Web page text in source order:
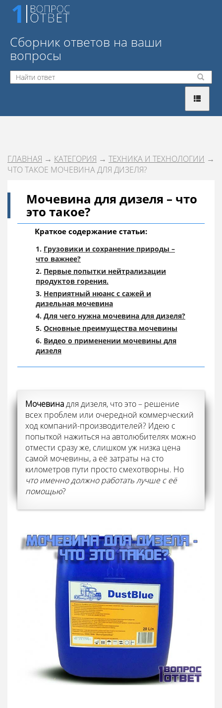
Сборник ответов на ваши
вопросы
ГЛАВНАЯ → КАТЕГОРИЯ → ТЕХНИКА И ТЕХНОЛОГИИ →
ЧТО ТАКОЕ МОЧЕВИНА ДЛЯ ДИЗЕЛЯ?
Мочевина для дизеля – что
это такое?
Краткое содержание статьи:
Грузовики и сохранение природы –
что важнее?
Первые попытки нейтрализации
продуктов горения.
Неприятный нюанс с сажей и
дизельная мочевина
Для чего нужна мочевина для дизеля?
Основные преимущества мочевины
Видео о применении мочевины для
дизеля
Мочевинадля дизеля, что это – решение
всех проблем или очередной коммерческий
ход компаний-производителей? Идею с
попыткой нажиться на автолюбителях можно
отмести сразу же, слишком уж низка цена
самой мочевины, а её затраты на сто
километров пути просто смехотворны. Но
что именно должно работать лучше с её
помощью?